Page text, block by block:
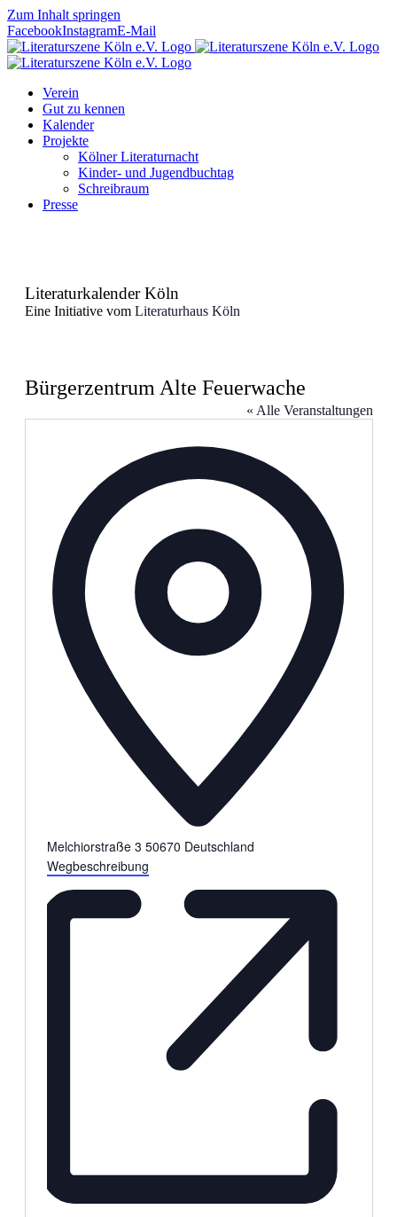
Zum Inhalt springen
FacebookInstagramE-Mail
Verein
Gut zu kennen
Kalender
Projekte
Kölner Literaturnacht
Kinder- und Jugendbuchtag
Schreibraum
Presse
Literaturkalender Köln
Eine Initiative vom Literaturhaus Köln
Bürgerzentrum Alte Feuerwache
« Alle Veranstaltungen
Melchiorstraße 3 50670 Deutschland
Wegbeschreibung